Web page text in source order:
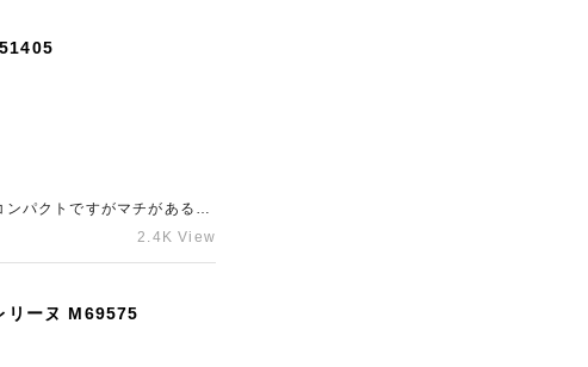
パクトですがマチがあるシ
ディネートしやすく普段使
ンのアイテムの売却の際は
ぞお気軽にお問い合わせく
2.4K View
リーヌ M69575